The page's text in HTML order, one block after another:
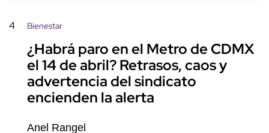
4 Bienestar
¿Habrá paro en el Metro de CDMX
el 14 de abril? Retrasos, caos y
advertencia del sindicato
encienden la alerta
Anel Rangel